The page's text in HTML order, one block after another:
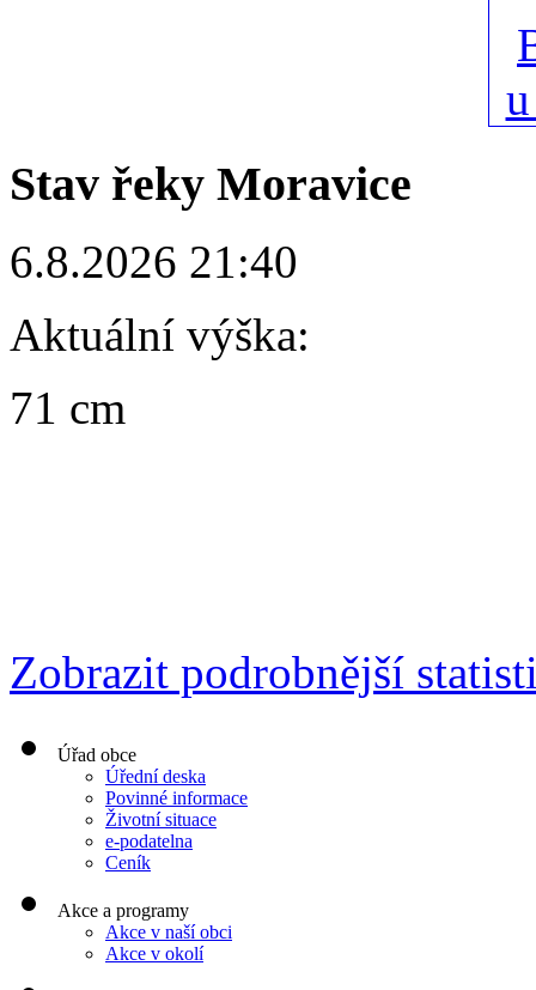
Stav řeky Moravice
6.8.2026 21:40
Aktuální výška:
71 cm
Zobrazit podrobnější
Úřad obce
Úřední deska
Povinné informace
Životní situace
e-podatelna
Ceník
Akce a programy
Akce v naší obci
Akce v okolí